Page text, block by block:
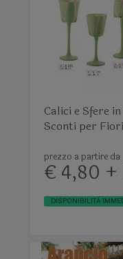
Calici e Sfere
Sconti per
prezzo a partire da
€ 4,80 +
DISPONIBILITÀ